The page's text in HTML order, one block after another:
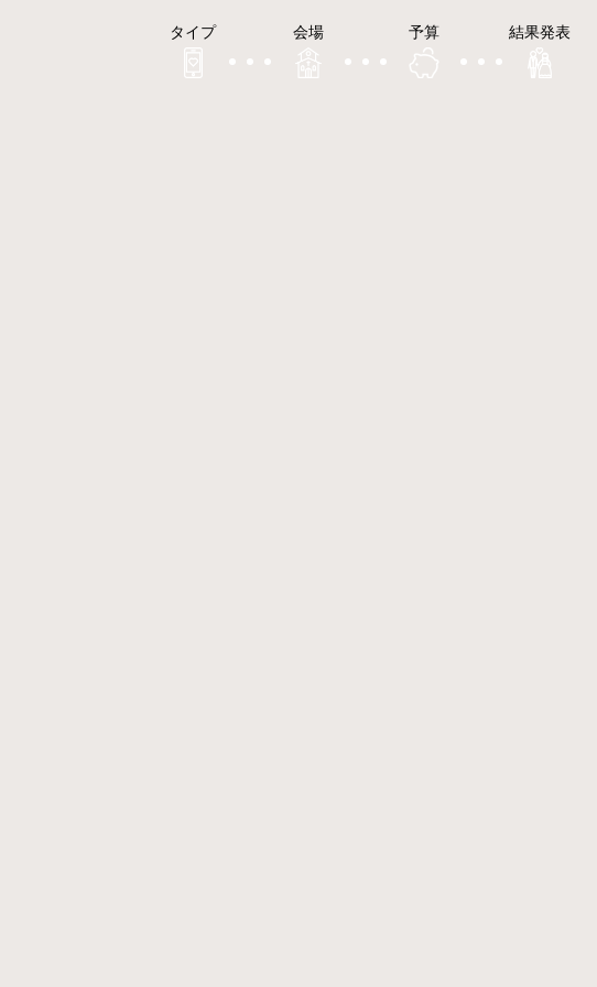
タイプ 会場 予算 結果発表